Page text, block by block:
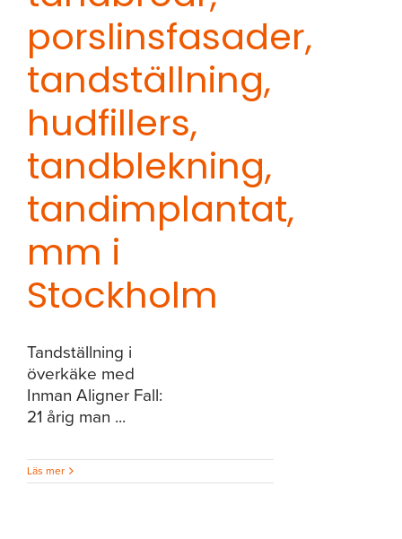
Tiotandvård
porslinsfasader,
tandställning,
hudfillers,
tandblekning,
tandimplantat,
mm i
Stockholm
Tandställning i
överkäke med
Inman Aligner Fall:
21 årig man ...
Läs mer